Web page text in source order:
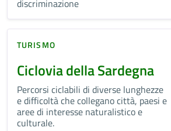
discriminazione
TURISMO
Ciclovia della Sardegna
Percorsi ciclabili di diverse lunghezze
e difficoltà che collegano città, paesi e
aree di interesse naturalistico e
culturale.